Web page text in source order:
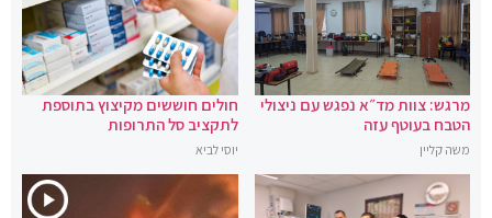
מרגש: צוות מד״א נפגש עם ניצולי
הטבח בעוטף עזה
משה קליין
חולים חוששים מקיצוץ בתוספת
לתקציב סל התרופות
יוסי לביא